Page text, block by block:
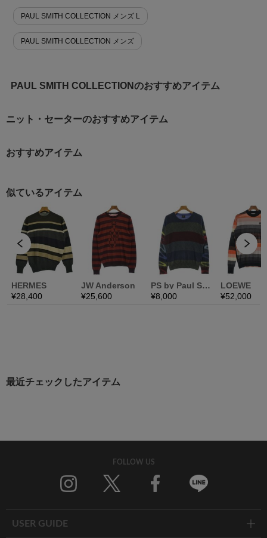
PAUL SMITH COLLECTION メンズ L
PAUL SMITH COLLECTION メンズ
PAUL SMITH COLLECTIONのおすすめアイテム
ニット・セーターのおすすめアイテム
おすすめアイテム
最近チェックしたアイテム
FOLLOW US
USER GUIDE